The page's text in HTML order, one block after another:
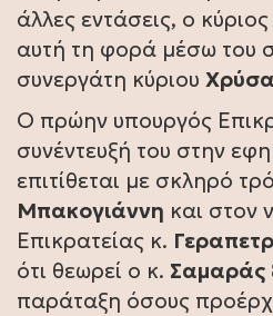
άλλες εντάσεις, ο κύριος
αυτή τη φορά μέσω του
συνεργάτη κύριου
Ο πρώην υπουργός
συνέντευξή του στην
επιτίθεται με σκληρό
Μπακογιάννη και στον
Επικρατείας κ.
ότι θεωρεί ο κ. Σαμαράς
παράταξη όσους